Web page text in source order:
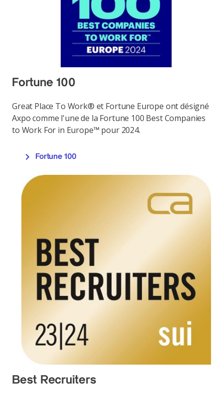
Fortune 100
Great Place To Work® et Fortune Europe ont désigné
Axpo comme l'une de la Fortune 100 Best Companies
to Work For in Europe™ pour 2024.
Fortune 100
Best Recruiters